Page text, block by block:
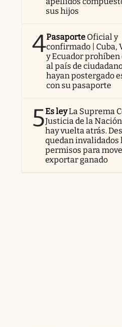
sus hijos
4Pasaporte Oficial y
confirmado | Cuba,
y Ecuador
al país de
hayan postergado
con su pasaporte
5Es leyLa Suprema
Justicia de la
hay vuelta atrás.
quedan invalidados
permisos para
exportar ganado